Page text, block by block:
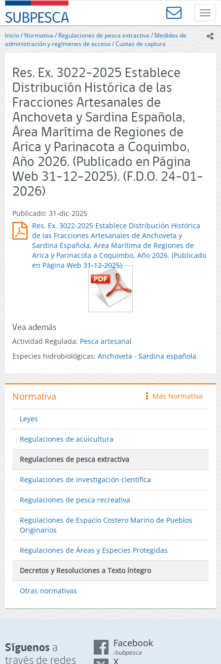
Contenido
principal
SUBPESCA
-
Subsecretaría
de
Acuicultura
-
Gobierno
de
Chile
Inicio/ Normativa / Regulaciones de pesca extractiva / Medidas de
administración y regímenes de acceso/Cuotas de captura
Res. Ex. 3022-2025 Establece
Distribución Histórica de las
Fracciones Artesanales de
Anchoveta y Sardina Española,
Área Marítima de Regiones de
Arica y Parinacota a Coquimbo,
Año 2026. (Publicado en Página
Web 31-12-2025). (F.D.O. 24-01-
2026)
Publicado: 31-dic-2025
Res. Ex. 3022-2025 Establece Distribución Histórica
de las Fracciones Artesanales de Anchoveta y
Sardina Española, Área Marítima de Regiones de
Arica y Parinacota a Coquimbo, Año 2026. (Publicado
en Página Web 31-12-2025).
Vea además
Actividad Regulada: Pesca artesanal
Especies hidrobiológicas: Anchoveta - Sardina española
icono
Más Normativa
Normativa
Leyes
Regulaciones de acuicultura
Regulaciones de pesca extractiva
Regulaciones de investigación científica
Regulaciones de pesca recreativa
Regulaciones de Espacio Costero Marino de Pueblos
Originarios
Regulaciones de Áreas y Especies Protegidas
Decretos y Resoluciones a Texto íntegro
Otras normativas
Síguenos a
través de redes
Facebook
/subpesca
X